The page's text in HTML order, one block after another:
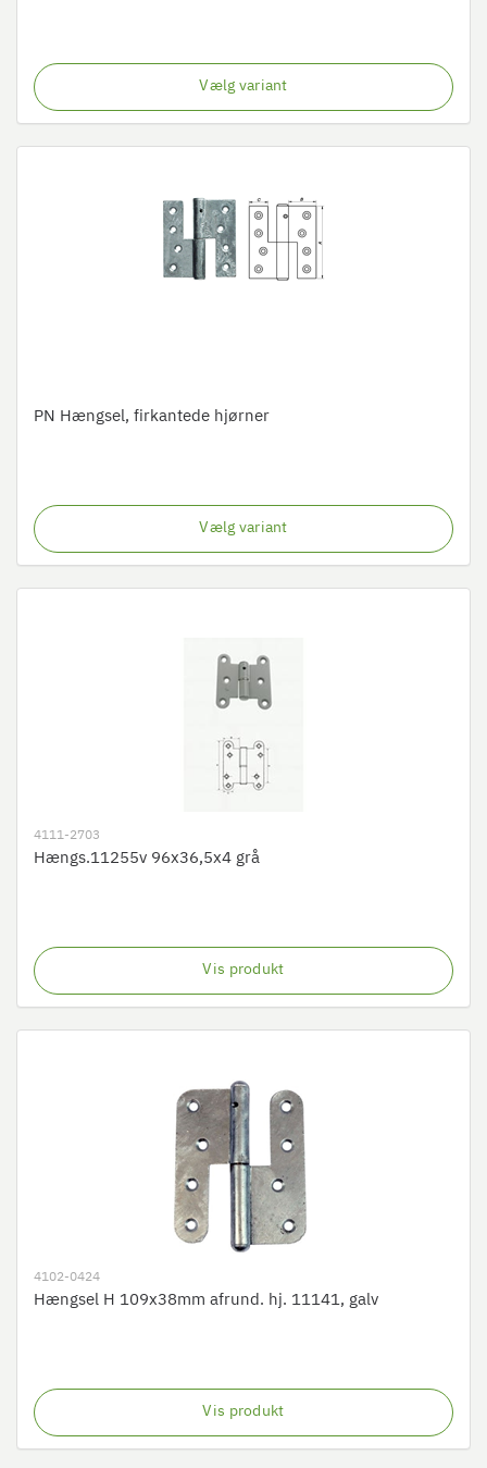
Vælg variant
PN Hængsel, firkantede hjørner
Vælg variant
4111-2703
Hængs.11255v 96x36,5x4 grå
Vis produkt
4102-0424
Hængsel H 109x38mm afrund. hj. 11141, galv
Vis produkt